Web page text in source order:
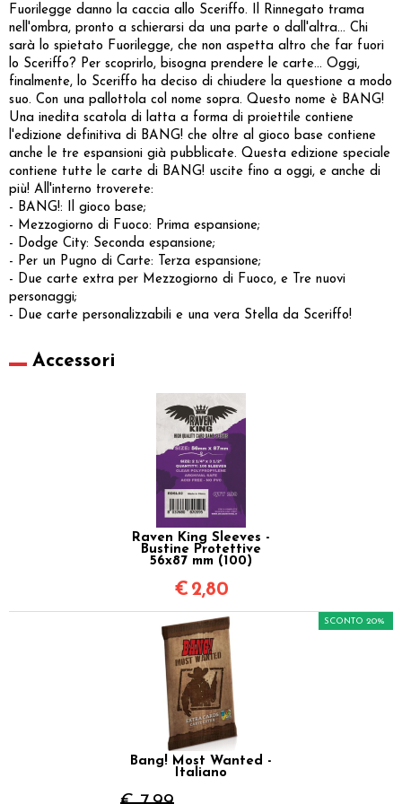
Fuorilegge danno la caccia allo Sceriffo. Il Rinnegato trama
nell'ombra, pronto a schierarsi da una parte o dall'altra... Chi
sarà lo spietato Fuorilegge, che non aspetta altro che far fuori
lo Sceriffo? Per scoprirlo, bisogna prendere le carte... Oggi,
finalmente, lo Sceriffo ha deciso di chiudere la questione a modo
suo. Con una pallottola col nome sopra. Questo nome è BANG!
Una inedita scatola di latta a forma di proiettile contiene
l'edizione definitiva di BANG! che oltre al gioco base contiene
anche le tre espansioni già pubblicate. Questa edizione speciale
contiene tutte le carte di BANG! uscite fino a oggi, e anche di
più! All'interno troverete:
- BANG!: Il gioco base;
- Mezzogiorno di Fuoco: Prima espansione;
- Dodge City: Seconda espansione;
- Per un Pugno di Carte: Terza espansione;
- Due carte extra per Mezzogiorno di Fuoco, e Tre nuovi
personaggi;
- Due carte personalizzabili e una vera Stella da Sceriffo!
Accessori
Raven King Sleeves -
Bustine Protettive
56x87 mm (100)
€ 2,80
Bang! Most Wanted -
Italiano
SCONTO 20%